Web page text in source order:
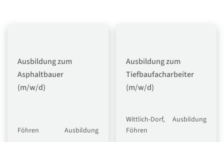
Ausbildung zum
Asphaltbauer
(m/w/d)
Föhren Ausbildung
Ausbildung zum
Tiefbaufacharbeiter
(m/w/d)
Wittlich-Dorf,
Föhren
Ausbildung